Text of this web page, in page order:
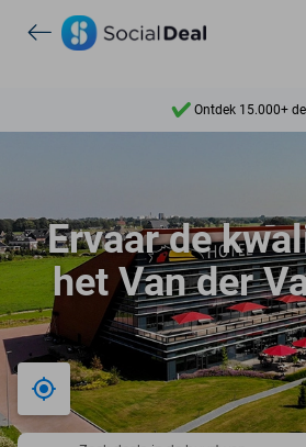
Ontdek 15.000+
Ontdek 15.000+
Ervaar de
het Van der
Bij mij in de buurt